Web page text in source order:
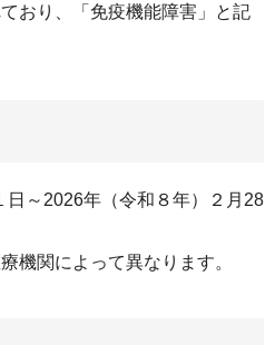
おり、「免疫機能障害」と記
日～2026年（令和８年）２月28
機関によって異なります。